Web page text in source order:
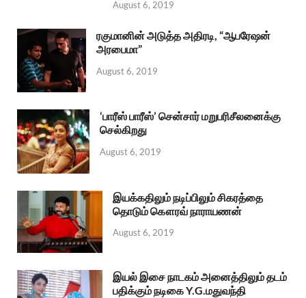
August 6, 2019
ரகுமானின் அடுத்த அதிரடி, “ஆபரேஷன்
அரபைமா”
August 6, 2019
‘பாரீஸ் பாரீஸ்’ சென்சார் மறுபரிசீலனைக்கு
செல்கிறது
August 6, 2019
இயக்கதிலும் நடிப்பிலும் சிகரத்தை
தொடும் கௌரவ் நாராயணன்
August 6, 2019
இயல் இசை நாடகம் அனைத்திலும் தடம்
பதிக்கும் நடிகை Y.G.மதுவந்தி